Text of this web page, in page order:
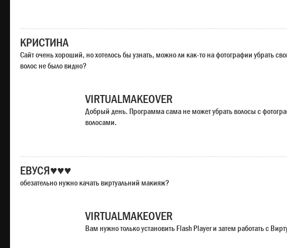
КРИСТИНА
Сайт очень хороший, но хотелось бы узнать, можно ли как-то на фотографии убрать
волос не было видно?
VIRTUALMAKEOVER
Добрый день. Программа сама не может убрать волосы с
волосами.
ЕВУСЯ♥♥♥
обезательно нужно качать виртуальний макияж?
VIRTUALMAKEOVER
Вам нужно только установить Flash Player и затем работать с